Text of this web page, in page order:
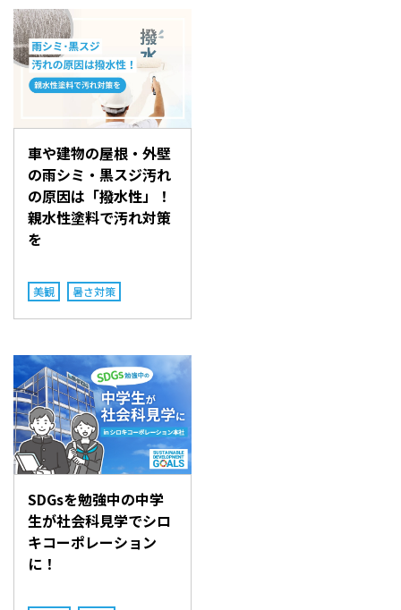
車や建物の屋根・外壁
の雨シミ・黒スジ汚れ
の原因は「撥水性」！
親水性塗料で汚れ対策
を
美観 暑さ対策
SDGsを勉強中の中学
生が社会科見学でシロ
キコーポレーション
に！